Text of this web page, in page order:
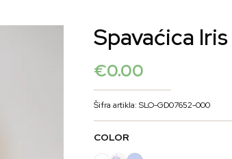
Spavaćica Iris
€0.00
Šifra artikla: SLO-GD07652-000
COLOR